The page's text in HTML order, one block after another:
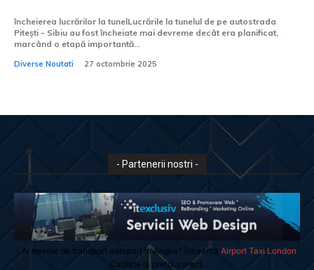
încheierea lucrărilor la tunelLucrările la tunelul de pe autostrada
Pitești - Sibiu au fost încheiate mai devreme decât era planificat,
marcând o etapă importantă...
Diverse Noutati 27 octombrie 2025
- Partenerii nostri -
- Ai nevoie de transport aeroport in Anglia? Încearcă Airport Taxi London
Calitate la prețul corect.